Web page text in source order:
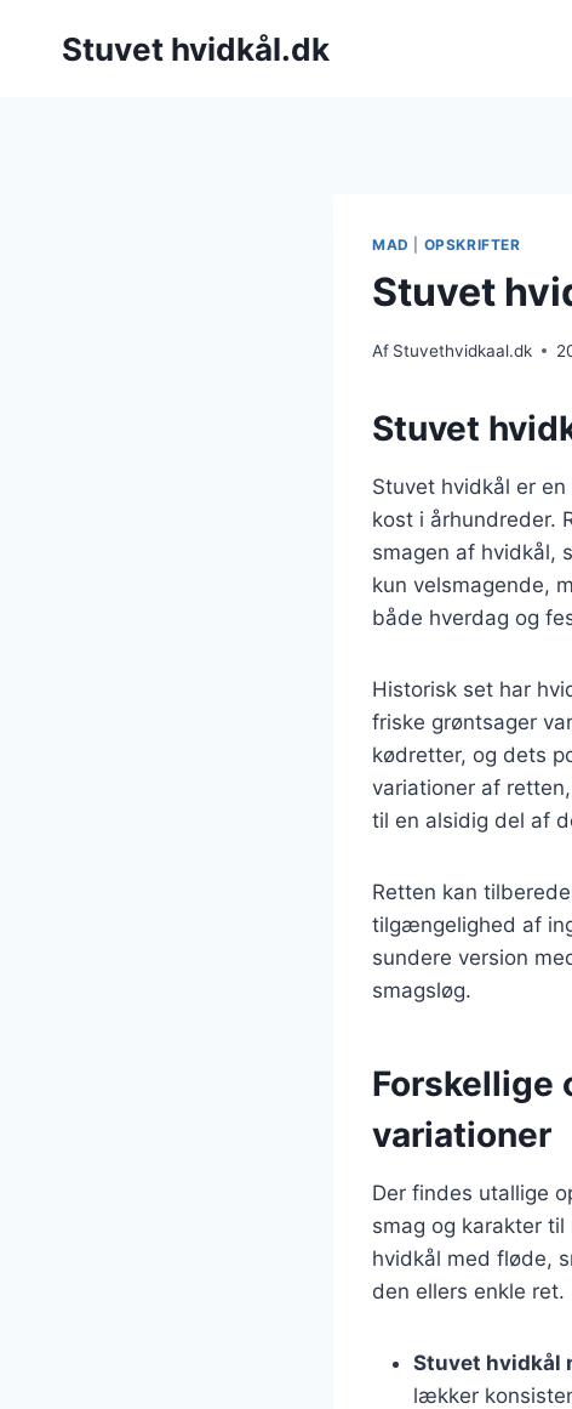
Stuvet hvidkål.dk
MAD OPSKRIFTER
Stuvet
Af Stuvethvidkaal.dk
Stuvet
Stuvet hvidkål er
kost i århundreder.
smagen af hvidkål,
kun velsmagende,
både hverdag og
Historisk set har
friske grøntsager
kødretter, og dets
variationer af
til en alsidig del af
Retten kan
tilgængelighed af
sundere version
smagsløg.
Forskellige
variationer
Der findes utallige
smag og karakter
hvidkål med fløde,
den ellers enkle ret.
Stuvet hvidkål
lækker